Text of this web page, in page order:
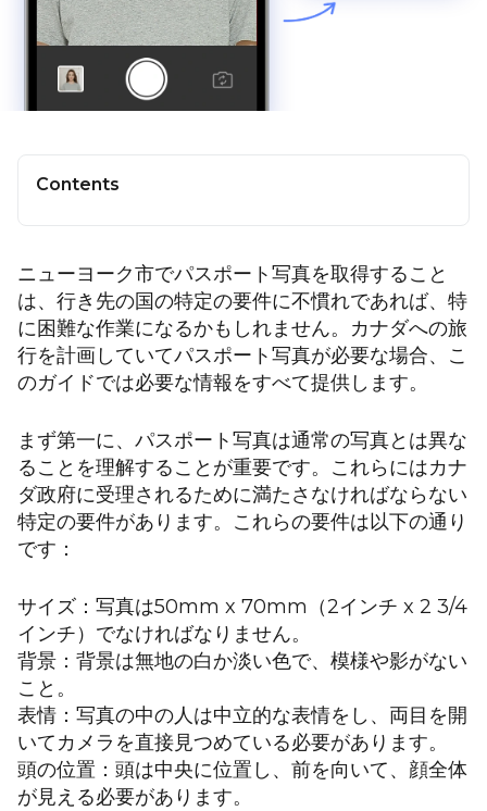
Contents
ニューヨーク市でパスポート写真を取得すること
は、行き先の国の特定の要件に不慣れであれば、特
に困難な作業になるかもしれません。カナダへの旅
行を計画していてパスポート写真が必要な場合、こ
のガイドでは必要な情報をすべて提供します。
まず第一に、パスポート写真は通常の写真とは異な
ることを理解することが重要です。これらにはカナ
ダ政府に受理されるために満たさなければならない
特定の要件があります。これらの要件は以下の通り
です：
サイズ：写真は50mm x 70mm（2インチ x 2 3/4
インチ）でなければなりません。
背景：背景は無地の白か淡い色で、模様や影がない
こと。
表情：写真の中の人は中立的な表情をし、両目を開
いてカメラを直接見つめている必要があります。
頭の位置：頭は中央に位置し、前を向いて、顔全体
が見える必要があります。